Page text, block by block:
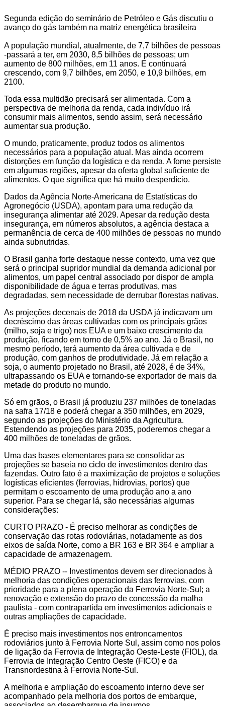
Segunda edição do seminário de Petróleo e Gás discutiu o
avanço do gás também na matriz energética brasileira
A população mundial, atualmente, de 7,7 bilhões de pessoas
-passará a ter, em 2030, 8,5 bilhões de pessoas; um
aumento de 800 milhões, em 11 anos. E continuará
crescendo, com 9,7 bilhões, em 2050, e 10,9 bilhões, em
2100.
Toda essa multidão precisará ser alimentada. Com a
perspectiva de melhoria da renda, cada indivíduo irá
consumir mais alimentos, sendo assim, será necessário
aumentar sua produção.
O mundo, praticamente, produz todos os alimentos
necessários para a população atual. Mas ainda ocorrem
distorções em função da logística e da renda. A fome persiste
em algumas regiões, apesar da oferta global suficiente de
alimentos. O que significa que há muito desperdício.
Dados da Agência Norte-Americana de Estatísticas do
Agronegócio (USDA), apontam para uma redução da
insegurança alimentar até 2029. Apesar da redução desta
insegurança, em números absolutos, a agência destaca a
permanência de cerca de 400 milhões de pessoas no mundo
ainda subnutridas.
O Brasil ganha forte destaque nesse contexto, uma vez que
será o principal supridor mundial da demanda adicional por
alimentos, um papel central associado por dispor de ampla
disponibilidade de água e terras produtivas, mas
degradadas, sem necessidade de derrubar florestas nativas.
As projeções decenais de 2018 da USDA já indicavam um
decréscimo das áreas cultivadas com os principais grãos
(milho, soja e trigo) nos EUA e um baixo crescimento da
produção, ficando em torno de 0,5% ao ano. Já o Brasil, no
mesmo período, terá aumento da área cultivada e de
produção, com ganhos de produtividade. Já em relação a
soja, o aumento projetado no Brasil, até 2028, é de 34%,
ultrapassando os EUA e tornando-se exportador de mais da
metade do produto no mundo.
Só em grãos, o Brasil já produziu 237 milhões de toneladas
na safra 17/18 e poderá chegar a 350 milhões, em 2029,
segundo as projeções do Ministério da Agricultura.
Estendendo as projeções para 2035, poderemos chegar a
400 milhões de toneladas de grãos.
Uma das bases elementares para se consolidar as
projeções se baseia no ciclo de investimentos dentro das
fazendas. Outro fato é a maximização de projetos e soluções
logísticas eficientes (ferrovias, hidrovias, portos) que
permitam o escoamento de uma produção ano a ano
superior. Para se chegar lá, são necessárias algumas
considerações:
CURTO PRAZO - É preciso melhorar as condições de
conservação das rotas rodoviárias, notadamente as dos
eixos de saída Norte, como a BR 163 e BR 364 e ampliar a
capacidade de armazenagem.
MÉDIO PRAZO -- Investimentos devem ser direcionados à
melhoria das condições operacionais das ferrovias, com
prioridade para a plena operação da Ferrovia Norte-Sul; a
renovação e extensão do prazo de concessão da malha
paulista - com contrapartida em investimentos adicionais e
outras ampliações de capacidade.
É preciso mais investimentos nos entroncamentos
rodoviários junto à Ferrovia Norte Sul, assim como nos polos
de ligação da Ferrovia de Integração Oeste-Leste (FIOL), da
Ferrovia de Integração Centro Oeste (FICO) e da
Transnordestina à Ferrovia Norte-Sul.
A melhoria e ampliação do escoamento interno deve ser
acompanhado pela melhoria dos portos de embarque,